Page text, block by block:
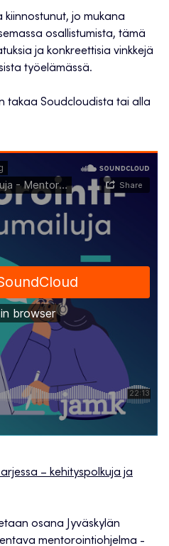
jo mukana
osallistumista, tämä
ja konkreettisia vinkkejä
työelämässä.
takaa Soudcloudista tai alla
– kehityspolkuja ja
osana Jyväskylän
mentorointiohjelma -